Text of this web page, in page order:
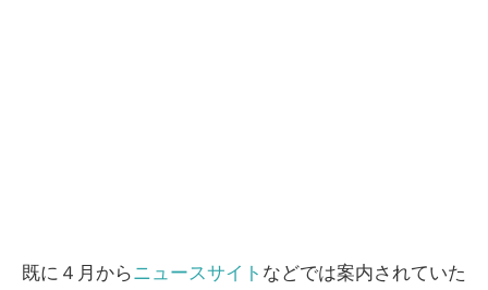
既に４月からニュースサイト などでは案内されていた